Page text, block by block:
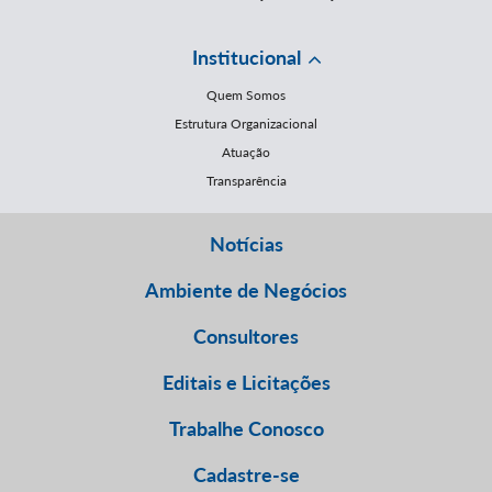
Institucional
Quem Somos
Estrutura Organizacional
Atuação
Transparência
Notícias
Ambiente de Negócios
Consultores
Editais e Licitações
Trabalhe Conosco
Cadastre-se